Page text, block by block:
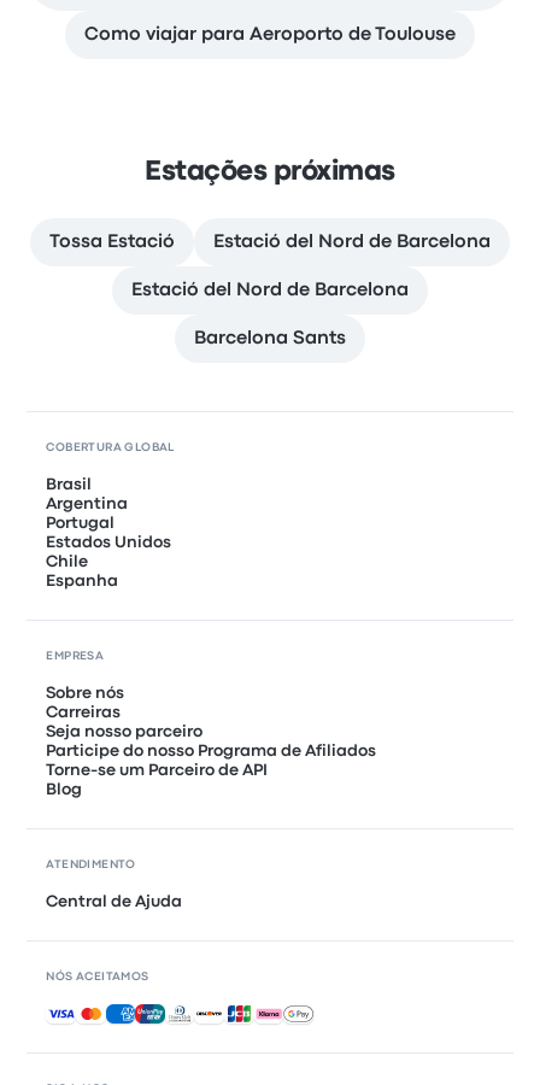
Como viajar para Aeroporto de Toulouse
Estações próximas
Tossa Estació Estació del Nord de Barcelona
Estació del Nord de Barcelona
Barcelona Sants
COBERTURA GLOBAL
Brasil
Argentina
Portugal
Estados Unidos
Chile
Espanha
EMPRESA
Sobre nós
Carreiras
Seja nosso parceiro
Participe do nosso Programa de Afiliados
Torne-se um Parceiro de API
Blog
ATENDIMENTO
Central de Ajuda
NÓS ACEITAMOS
Pagamentos aceitos